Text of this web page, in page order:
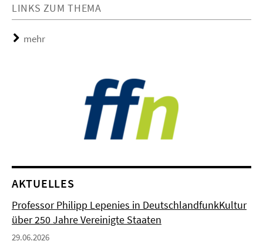
LINKS ZUM THEMA
mehr
AKTUELLES
Professor Philipp Lepenies in DeutschlandfunkKultur
über 250 Jahre Vereinigte Staaten
29.06.2026